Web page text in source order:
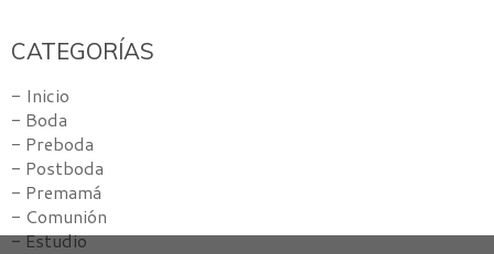
CATEGORÍAS
- Inicio
- Boda
- Preboda
- Postboda
- Premamá
- Comunión
- Estudio